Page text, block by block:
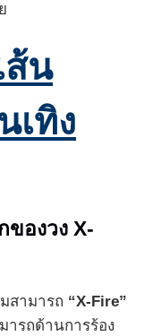
ส้น
เทิง
ของวง X-
สามารถ “X-Fire”
รถด้านการร้อง